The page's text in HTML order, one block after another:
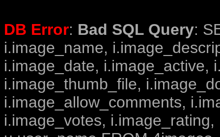
DB Error: Bad SQL Query:
i.image_name,
i.image_date, i.image_active,
i.image_thumb_file,
i.image_allow_comments,
i.image_votes,